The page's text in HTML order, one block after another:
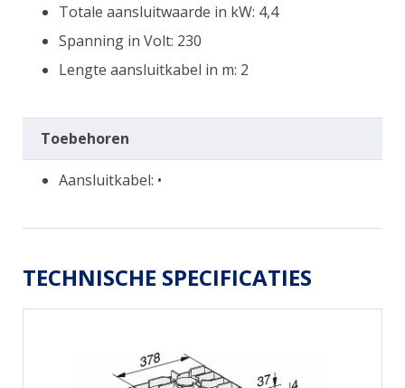
Totale aansluitwaarde in kW: 4,4
Spanning in Volt: 230
Lengte aansluitkabel in m: 2
Toebehoren
Aansluitkabel: •
TECHNISCHE SPECIFICATIES